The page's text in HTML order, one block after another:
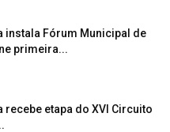
instala Fórum Municipal de
primeira...
recebe etapa do XVI Circuito